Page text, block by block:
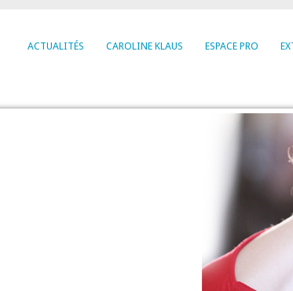
ACTUALITÉS CAROLINE KLAUS ESPACE PRO